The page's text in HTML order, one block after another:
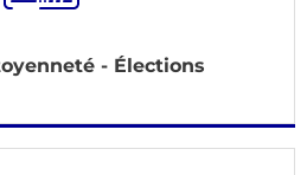
- Élections